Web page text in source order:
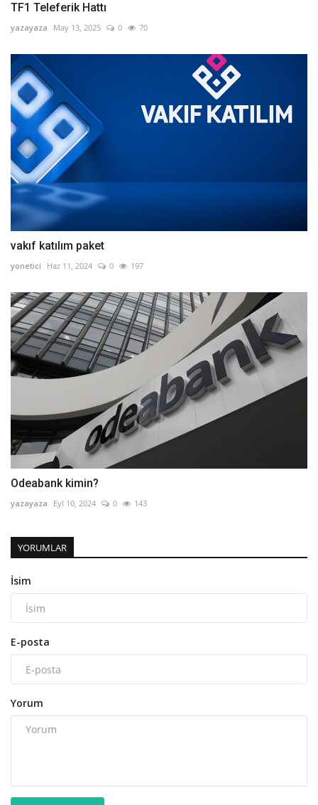
TF1 Teleferik Hattı
yazayaza May 13, 2025 0 70
vakıf katılım paket
yonetici Haz 11, 2024 0 197
Odeabank kimin?
yazayaza Eyl 10, 2024 0 143
YORUMLAR
İsim
E-posta
Yorum